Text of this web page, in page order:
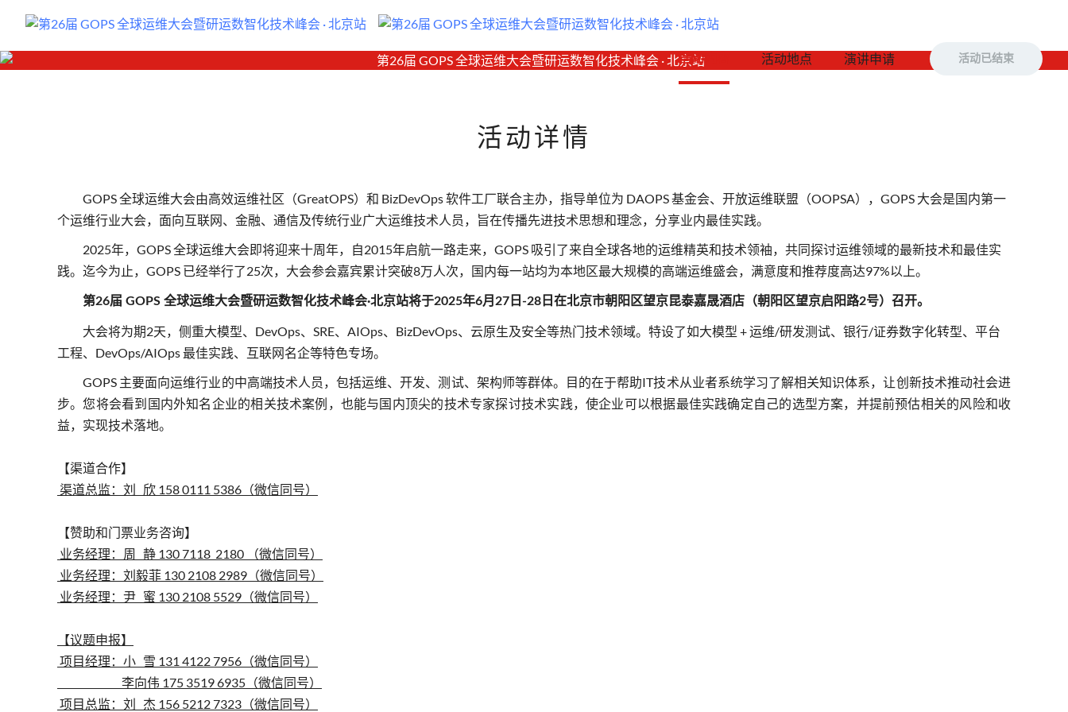
活动内容 活动地点 演讲申请 活动已结束
活动详情
GOPS 全球运维大会由高效运维社区（GreatOPS）和 BizDevOps 软件工厂联合主办，指导单位为 DAOPS 基金会、开放运维联盟（OOPSA），GOPS 大会是国内第一
个运维行业大会，面向互联网、金融、通信及传统行业广大运维技术人员，旨在传播先进技术思想和理念，分享业内最佳实践。
2025年，GOPS 全球运维大会即将迎来十周年，自2015年启航一路走来，GOPS 吸引了来自全球各地的运维精英和技术领袖，共同探讨运维领域的最新技术和最佳实
践。迄今为止，GOPS 已经举行了25次，大会参会嘉宾累计突破8万人次，国内每一站均为本地区最大规模的高端运维盛会，满意度和推荐度高达97%以上。
第26届 GOPS 全球运维大会暨研运数智化技术峰会·北京站将于2025年6月27日-28日在北京市朝阳区望京昆泰嘉晟酒店（朝阳区望京启阳路2号）召开。
大会将为期2天，侧重大模型、DevOps、SRE、AIOps、BizDevOps、云原生及安全等热门技术领域。特设了如大模型 + 运维/研发测试、银行/证券数字化转型、平台
工程、DevOps/AIOps 最佳实践、互联网名企等特色专场。
GOPS 主要面向运维行业的中高端技术人员，包括运维、开发、测试、架构师等群体。目的在于帮助IT技术从业者系统学习了解相关知识体系，让创新技术推动社会进
步。您将会看到国内外知名企业的相关技术案例，也能与国内顶尖的技术专家探讨技术实践，使企业可以根据最佳实践确定自己的选型方案，并提前预估相关的风险和收
益，实现技术落地。
【渠道合作】
渠道总监：刘 欣 158 0111 5386（微信同号）
【赞助和门票业务咨询】
业务经理：周 静 130 7118 2180 （微信同号）
业务经理：刘毅菲 130 2108 2989（微信同号）
业务经理：尹 蜜 130 2108 5529（微信同号）
【议题申报】
项目经理：小 雪 131 4122 7956（微信同号）
李向伟 175 3519 6935（微信同号）
项目总监：刘 杰 156 5212 7323（微信同号）